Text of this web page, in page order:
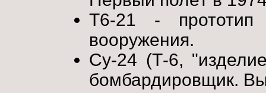
Т6-21 - прототип
вооружения.
Су-24 (Т-6,
бомбардировщик.